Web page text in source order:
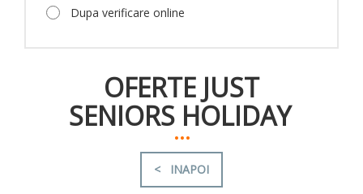
Dupa verificare online
OFERTE JUST
SENIORS HOLIDAY
...
< INAPOI